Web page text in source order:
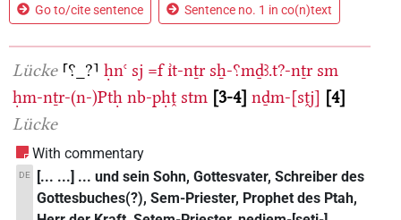
Go to/cite sentence Sentence no. 1 in co(n)text
Lücke ⸢⸮_?⸣ ḥnꜥ sj =f ı͗t-nṯr sẖ-⸮mḏꜣ.t?-nṯr sm
ḥm-nṯr-(n-)Ptḥ nb-pḥṱ stm 3-4 nḏm-[sṱj]
4
Lücke
With commentary
DE
[... ...] ... und sein Sohn, Gottesvater, Schreiber des
Gottesbuches(?), Sem-Priester, Prophet des Ptah,